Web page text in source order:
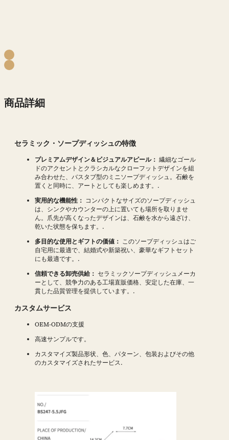
商品詳細
セラミック・ソープディッシュの特徴
プレミアムデザイン＆ビジュアルアピール： 繊細なゴール
ドのアクセントとクラシカルなクローフットデザインを組
み合わせた、バスタブ型のミニソープディッシュ。石鹸を
置くと同時に、アートとしても楽しめます。.
実用的な機能性： コンパクトなサイズのソープディッシュ
は、シンクやカウンターの上に置いても場所を取りませ
ん。爪先が高くなったデザインは、石鹸を水から遠ざけ、
乾いた状態を保ちます。.
多目的な使用とギフトの価値： このソープディッシュはご
自宅用に最適で、結婚式や新築祝い、豪華なギフトセット
にも最適です。.
信頼できる卸売供給： セラミックソープディッシュメーカ
ーとして、競争力のある工場直販価格、安定した在庫、一
貫した品質管理を提供しています。.
カスタムサービス
OEM-ODMの支援
高速サンプルです。
カスタマイズ製品形状、色、パターン、包装およびその他
のカスタマイズされたサービス.